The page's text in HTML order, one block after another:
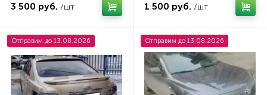
3 500 руб. /шт 1 500 руб. /шт
Отправим до 13.08.2026 Отправим до 13.08.2026